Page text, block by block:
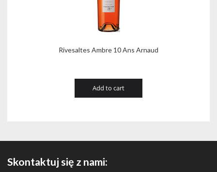
Rivesaltes Ambre 10 Ans Arnaud
Add to cart
Skontaktuj się z nami: